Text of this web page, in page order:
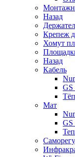
Назад
Крепеж
Хомут
Назад
Кабель
GS
Мат
GS